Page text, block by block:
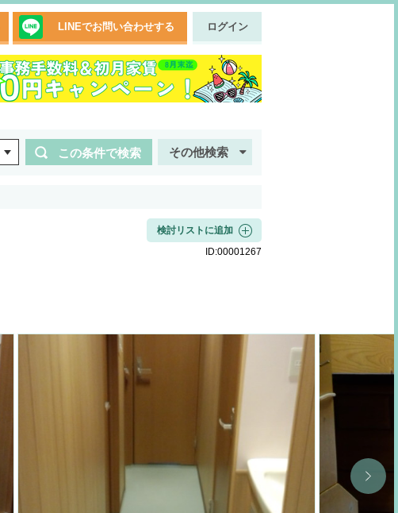
LINEでお問い合わせする ログイン
この条件で検索 その他検索
検討リストに追加
ID:00001267